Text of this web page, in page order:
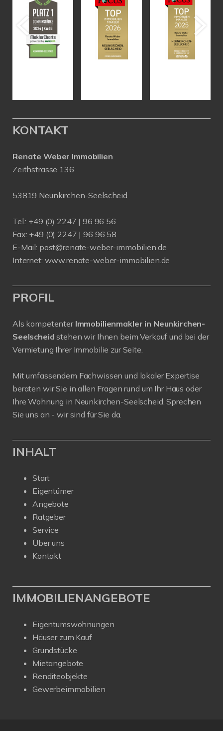
KONTAKT
Renate Weber Immobilien
Zeithstrasse 136
53819 Neunkirchen-Seelscheid
Tel.: +49 (0) 2247 | 96 96 56
Fax: +49 (0) 2247 | 96 96 58
E-Mail: post@renate-weber-immobilien.de
Internet: www.renate-weber-immobilien.de
PROFIL
Als kompetenter Immobilienmakler in Neunkirchen-
Seelscheidstehen wir Ihnen beim Verkauf und bei der
Vermietung Ihrer Immobilie zur Seite.
Mit umfassendem Fachwissen und lokaler Expertise
beraten wir Sie in allen Fragen rund um Ihr Haus oder
Ihre Wohnung in Neunkirchen-Seelscheid. Sprechen
Sie uns an - wir sind für Sie da.
INHALT
Start
Eigentümer
Angebote
Ratgeber
Service
Über uns
Kontakt
IMMOBILIENANGEBOTE
Eigentumswohnungen
Häuser zum Kauf
Grundstücke
Mietangebote
Renditeobjekte
Gewerbeimmobilien